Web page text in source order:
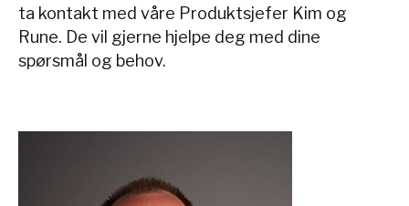
ta kontakt med våre Produktsjefer Kim og
Rune. De vil gjerne hjelpe deg med dine
spørsmål og behov.